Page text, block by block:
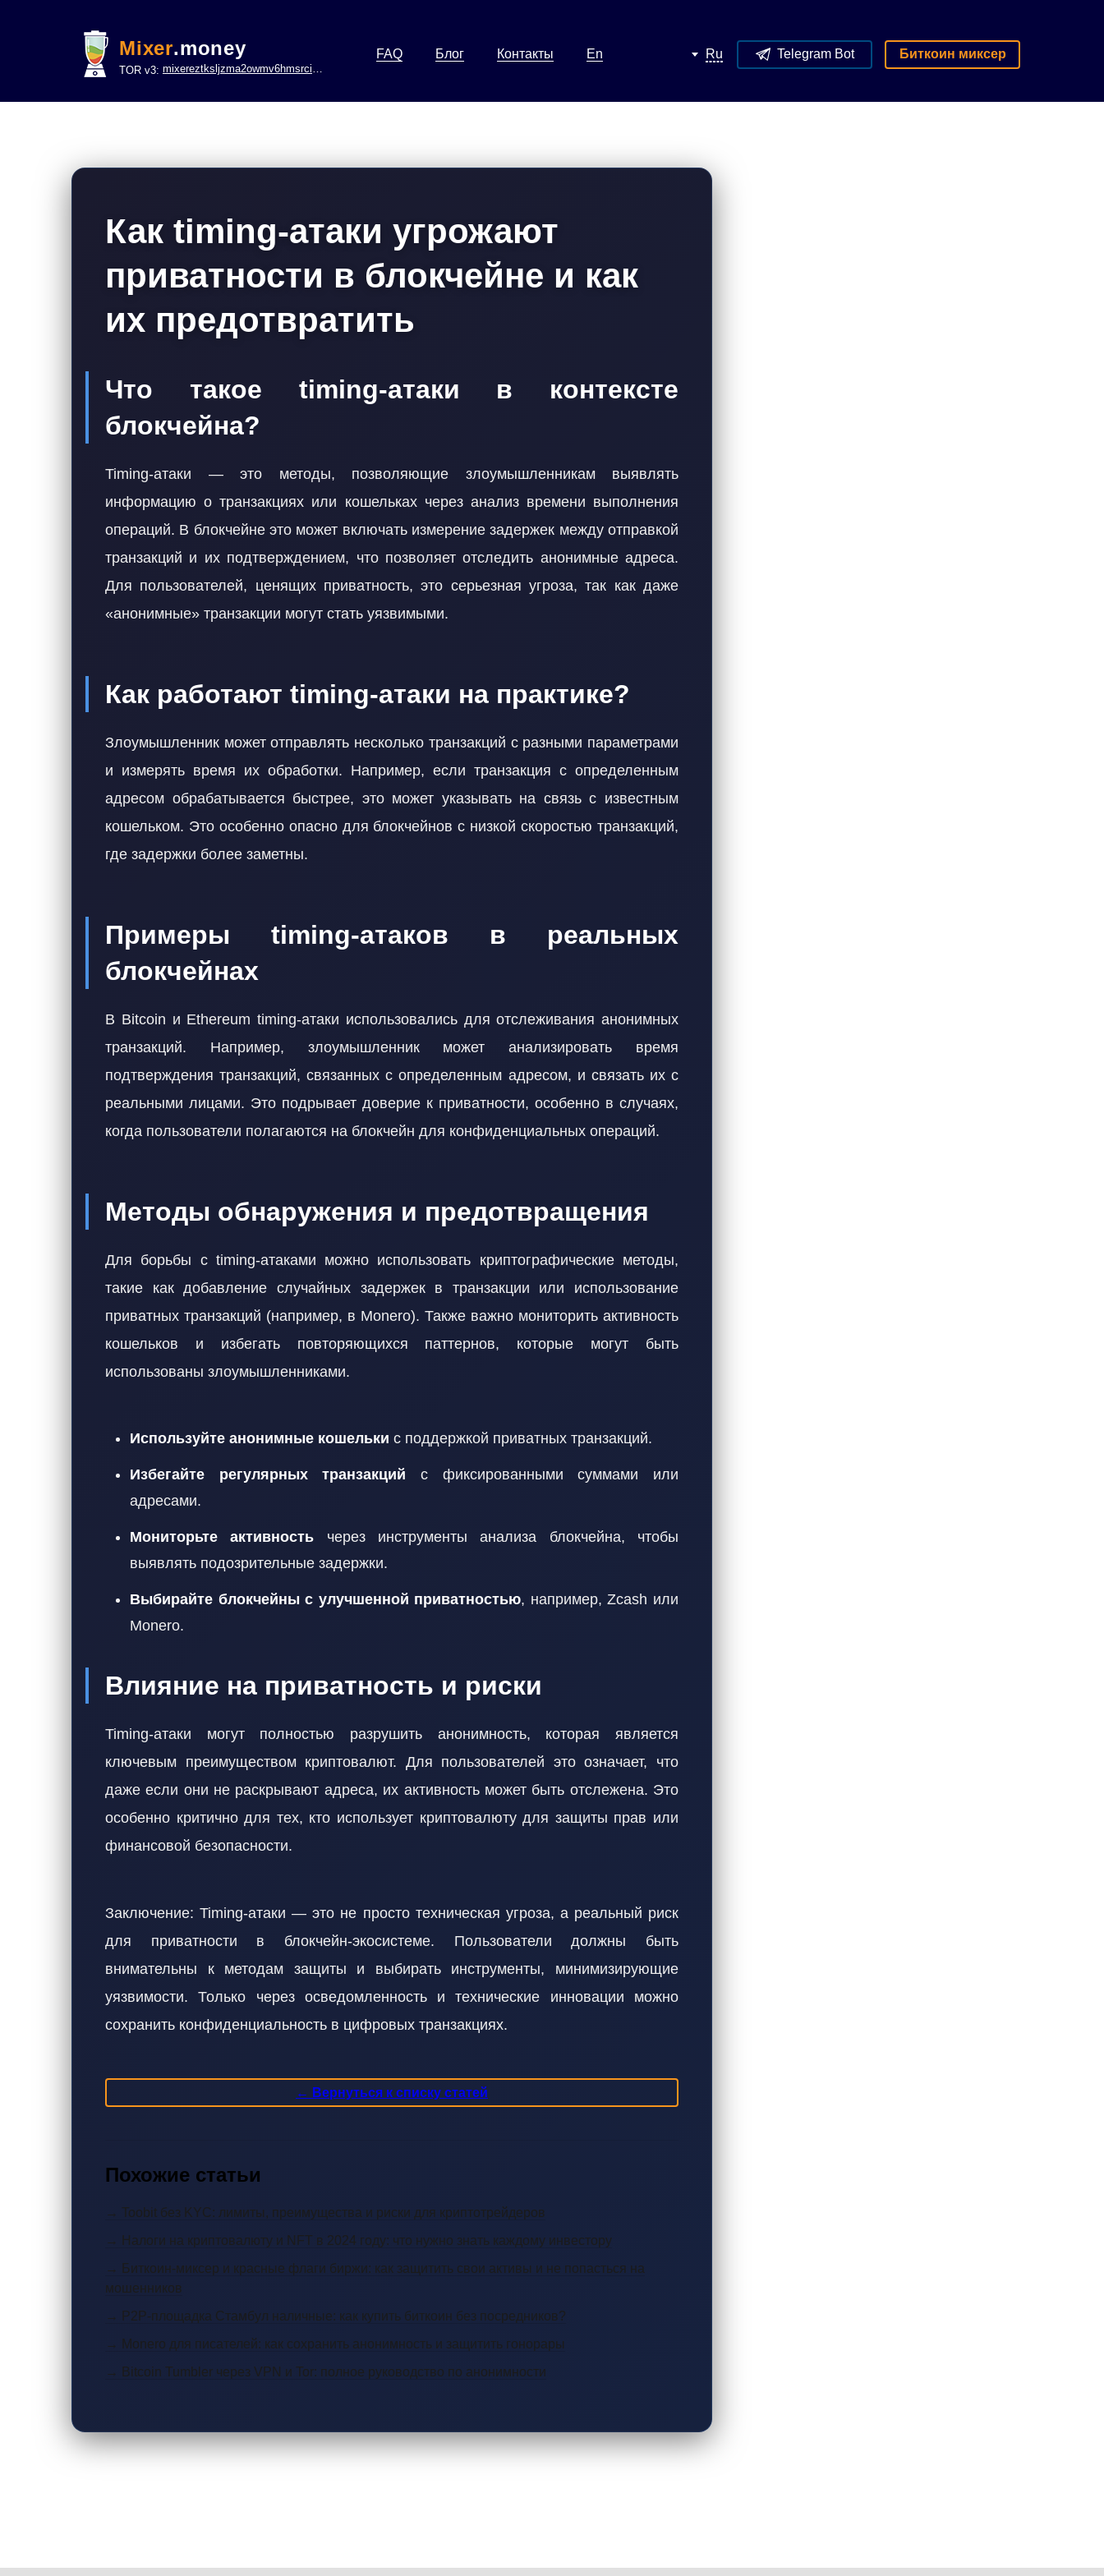
Mixer.money
TOR v3: mixereztksljzma2owmv6hmsrci322lsje6m3svicoddk3xbgvhd2fid.onion
FAQ Блог Контакты En Ru Telegram Bot Биткоин миксер
Как timing-атаки угрожают
приватности в блокчейне и как
их предотвратить
Что такое timing-атаки в контексте
блокчейна?
Timing-атаки — это методы, позволяющие злоумышленникам выявлять
информацию о транзакциях или кошельках через анализ времени выполнения
операций. В блокчейне это может включать измерение задержек между отправкой
транзакций и их подтверждением, что позволяет отследить анонимные адреса.
Для пользователей, ценящих приватность, это серьезная угроза, так как даже
«анонимные» транзакции могут стать уязвимыми.
Как работают timing-атаки на практике?
Злоумышленник может отправлять несколько транзакций с разными параметрами
и измерять время их обработки. Например, если транзакция с определенным
адресом обрабатывается быстрее, это может указывать на связь с известным
кошельком. Это особенно опасно для блокчейнов с низкой скоростью транзакций,
где задержки более заметны.
Примеры timing-атаков в реальных
блокчейнах
В Bitcoin и Ethereum timing-атаки использовались для отслеживания анонимных
транзакций. Например, злоумышленник может анализировать время
подтверждения транзакций, связанных с определенным адресом, и связать их с
реальными лицами. Это подрывает доверие к приватности, особенно в случаях,
когда пользователи полагаются на блокчейн для конфиденциальных операций.
Методы обнаружения и предотвращения
Для борьбы с timing-атаками можно использовать криптографические методы,
такие как добавление случайных задержек в транзакции или использование
приватных транзакций (например, в Monero). Также важно мониторить активность
кошельков и избегать повторяющихся паттернов, которые могут быть
использованы злоумышленниками.
Используйте анонимные кошельки с поддержкой приватных транзакций.
Избегайте регулярных транзакций с фиксированными суммами или
адресами.
Мониторьте активность через инструменты анализа блокчейна, чтобы
выявлять подозрительные задержки.
Выбирайте блокчейны с улучшенной приватностью, например, Zcash или
Monero.
Влияние на приватность и риски
Timing-атаки могут полностью разрушить анонимность, которая является
ключевым преимуществом криптовалют. Для пользователей это означает, что
даже если они не раскрывают адреса, их активность может быть отслежена. Это
особенно критично для тех, кто использует криптовалюту для защиты прав или
финансовой безопасности.
Заключение: Timing-атаки — это не просто техническая угроза, а реальный риск
для приватности в блокчейн-экосистеме. Пользователи должны быть
внимательны к методам защиты и выбирать инструменты, минимизирующие
уязвимости. Только через осведомленность и технические инновации можно
сохранить конфиденциальность в цифровых транзакциях.
← Вернуться к списку статей
Похожие статьи
→ Toobit без KYC: лимиты, преимущества и риски для криптотрейдеров
→ Налоги на криптовалюту и NFT в 2024 году: что нужно знать каждому инвестору
→ Биткоин-миксер и красные флаги биржи: как защитить свои активы и не попасться на
мошенников
→ P2P-площадка Стамбул наличные: как купить биткоин без посредников?
→ Monero для писателей: как сохранить анонимность и защитить гонорары
→ Bitcoin Tumbler через VPN и Tor: полное руководство по анонимности